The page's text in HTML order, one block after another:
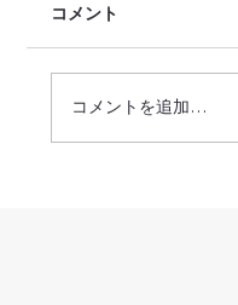
コメント
コメントを追加…